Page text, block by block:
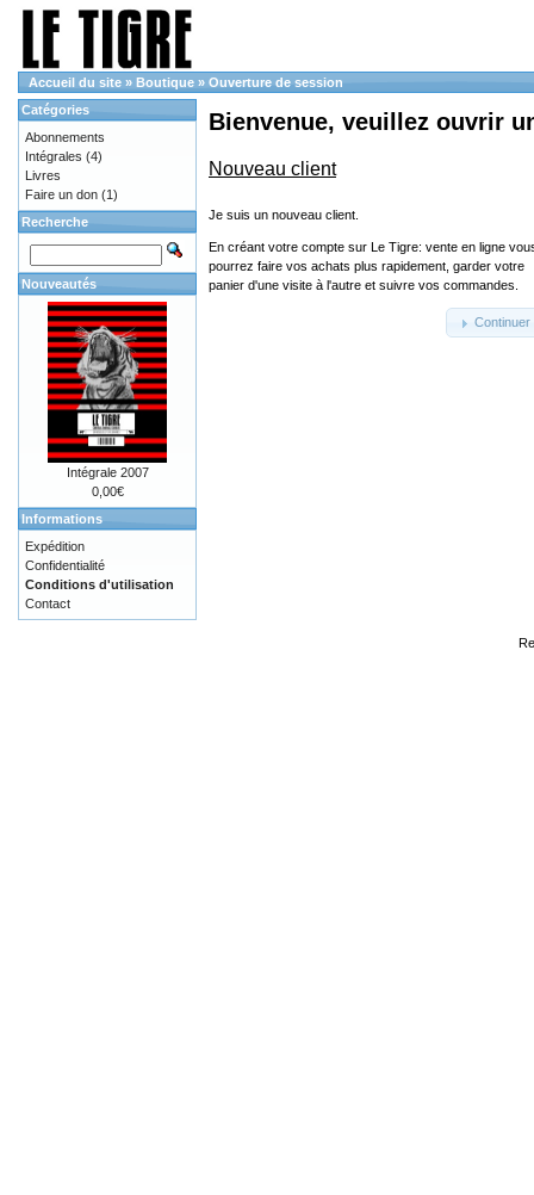
Accueil du site » Boutique » Ouverture de session
Bienvenue, veuillez ouvrir
Nouveau client
Je suis un nouveau client.
En créant votre compte sur Le Tigre: vente en ligne
pourrez faire vos achats plus rapidement, garder votre
panier d'une visite à l'autre et suivre vos commandes.
Continuer
Catégories
Abonnements
Intégrales (4)
Livres
Faire un don (1)
Recherche
Nouveautés
Intégrale 2007
0,00€
Informations
Expédition
Confidentialité
Conditions d'utilisation
Contact